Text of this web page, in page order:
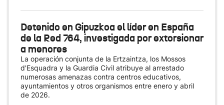
Detenido en Gipuzkoa el líder en España
de la Red 764, investigada por extorsionar
a menores
La operación conjunta de la Ertzaintza, los Mossos
d'Esquadra y la Guardia Civil atribuye al arrestado
numerosas amenazas contra centros educativos,
ayuntamientos y otros organismos entre enero y abril
de 2026.